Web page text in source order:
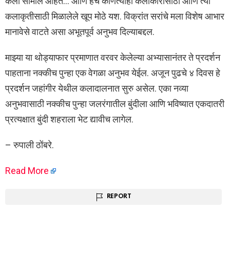
कलाकृतीसाठी मिळालेले खूप मोठे यश. विक्रांत सरांचे मला विशेष आभार
मानावेसे वाटते असा अभूतपूर्व अनुभव दिल्याबद्दल.
माझ्या या थोड्याफार प्रमाणात वरवर केलेल्या अभ्यासानंतर ते प्रदर्शन
पाहताना नक्कीच पुन्हा एक वेगळा अनुभव येईल. अजून पुढचे ४ दिवस हे
प्रदर्शन जहांगीर येथील कलादालनात सुरु असेल. एका नव्या
अनुभवासाठी नक्कीच पुन्हा जलरंगातील बुंदीला आणि भविष्यात एकदातरी
प्रत्यक्षात बुंदी शहराला भेट द्यावीच लागेल.
– रुपाली ठोंबरे.
Read More
REPORT